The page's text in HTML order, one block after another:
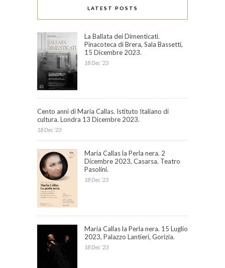
LATEST POSTS
La Ballata dei Dimenticati.
Pinacoteca di Brera, Sala Bassetti,
15 Dicembre 2023.
18 Dec ’23
Cento anni di Maria Callas. Istituto Italiano di
cultura. Londra 13 Dicembre 2023.
18 Dec ’23
Maria Callas la Perla nera. 2
Dicembre 2023, Casarsa. Teatro
Pasolini.
18 Dec ’23
Maria Callas la Perla nera. 15 Luglio
2023, Palazzo Lantieri, Gorizia.
18 Dec ’23